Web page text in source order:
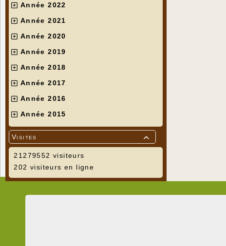
Année 2022
Année 2021
Année 2020
Année 2019
Année 2018
Année 2017
Année 2016
Année 2015

Visites
21279552 visiteurs
202 visiteurs en ligne